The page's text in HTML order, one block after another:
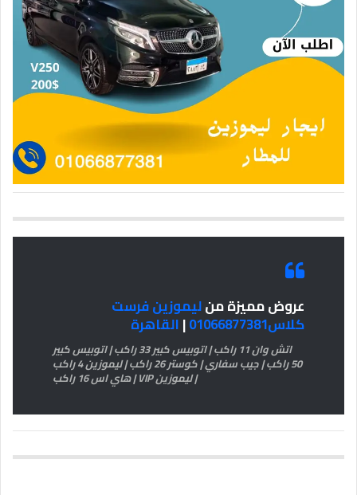
عروض مميزة منليموزين فرست
كلاس01066877381 |القاهرة
اتش وان 11 راكب | اتوبيس كبير 33 راكب | اتوبيس كبير
50 راكب | جيب سفاري | كوستر 26 راكب | ليموزين 4 راكب
| ليموزين VIP | هاي اس 16 راكب